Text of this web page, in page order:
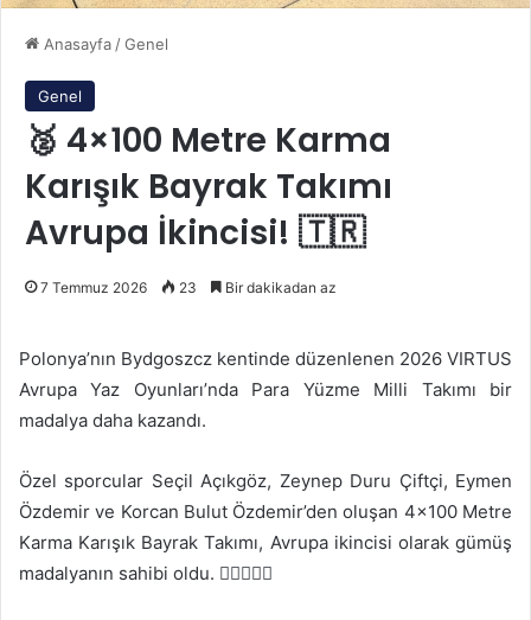
Anasayfa /Genel
Genel
🥈 4×100 Metre Karma
Karışık Bayrak Takımı
Avrupa İkincisi! 🇹🇷
7 Temmuz 2026 23 Bir dakikadan az
Polonya’nın Bydgoszcz kentinde düzenlenen 2026 VIRTUS
Avrupa Yaz Oyunları’nda Para Yüzme Milli Takımı bir
madalya daha kazandı.
Özel sporcular Seçil Açıkgöz, Zeynep Duru Çiftçi, Eymen
Özdemir ve Korcan Bulut Özdemir’den oluşan 4×100 Metre
Karma Karışık Bayrak Takımı, Avrupa ikincisi olarak gümüş
madalyanın sahibi oldu. 🏊‍♀️🏊‍♂️🥈